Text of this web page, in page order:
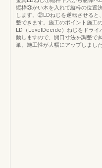
縦枠③かい木を入れて縦枠の位置
します。②LDねじを逆転させると
整できます。施工のポイント施工
LD（LevelDecide）ねじをドライ
動しますので、開口寸法を調整で
単。施工性が大幅にアップしました